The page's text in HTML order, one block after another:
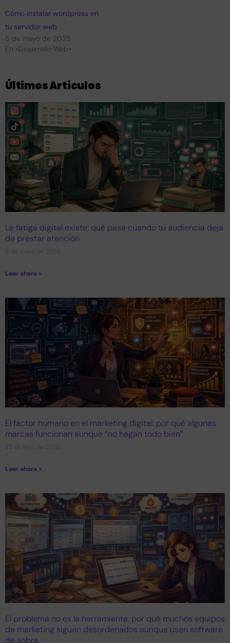
Cómo instalar wordpress en
tu servidor web
5 de mayo de 2023
En «Desarrollo Web»
Últimos Artículos
La fatiga digital existe: qué pasa cuando tu audiencia deja
de prestar atención
6 de mayo de 2026
Leer ahora »
El factor humano en el marketing digital: por qué algunas
marcas funcionan aunque “no hagan todo bien”
22 de abril de 2026
Leer ahora »
El problema no es la herramienta: por qué muchos equipos
de marketing siguen desordenados aunque usen software
de sobra